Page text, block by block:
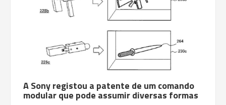
A Sony registou a patente de um comando
modular que pode assumir diversas formas